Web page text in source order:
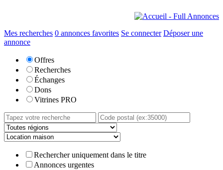
Mes recherches 0 annonces favorites Se connecter Déposer une
annonce
Offres
Recherches
Échanges
Dons
Vitrines PRO
Rechercher uniquement dans le titre
Annonces urgentes